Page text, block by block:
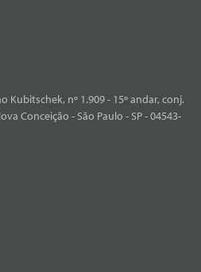
Kubitschek, nº 1.909 - 15º andar, conj.
Conceição - São Paulo - SP - 04543-